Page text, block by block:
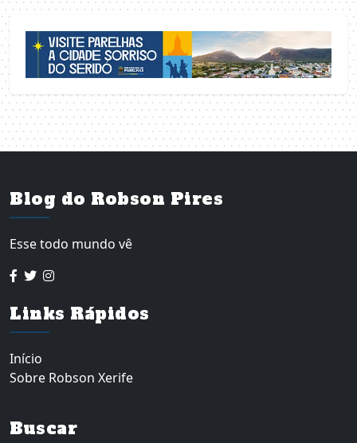
Blog do Robson Pires
Esse todo mundo vê
Links Rápidos
Início
Sobre Robson Xerife
Buscar